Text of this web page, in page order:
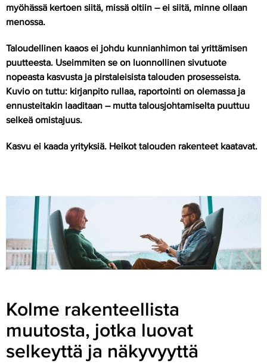
myöhässä kertoen siitä, missä oltiin – ei siitä, minne ollaan
menossa.
Taloudellinen kaaos ei johdu kunnianhimon tai yrittämisen
puutteesta. Useimmiten se on luonnollinen sivutuote
nopeasta kasvusta ja pirstaleisista talouden prosesseista.
Kuvio on tuttu: kirjanpito rullaa, raportointi on olemassa ja
ennusteitakin laaditaan – mutta talousjohtamiselta puuttuu
selkeä omistajuus.
Kasvu ei kaada yrityksiä. Heikot talouden rakenteet kaatavat.
Kolme rakenteellista
muutosta, jotka luovat
selkeyttä ja näkyvyyttä